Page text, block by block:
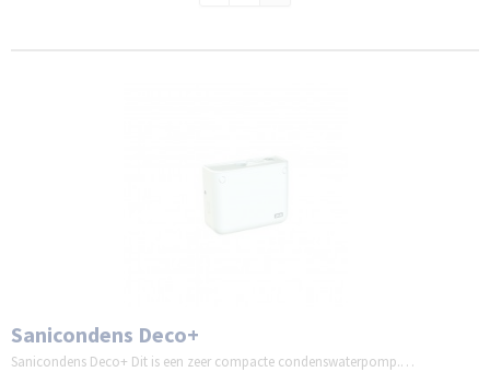
Sanicondens Deco+
Sanicondens Deco+ Dit is een zeer compacte condenswaterpomp.…